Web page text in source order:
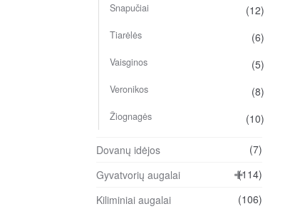
Snapučiai (12)
Tiarėlės (6)
Vaisginos (5)
Veronikos (8)
Žiognagės (10)
Dovanų idėjos
(7)
Gyvatvorių augalai
(114)
Kiliminiai augalai
(106)